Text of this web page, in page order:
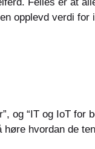
Felles er at
opplevd verdi for
og “IT og IoT for
hvordan de